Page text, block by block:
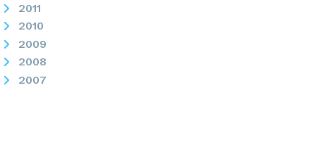
2011
2010
2009
2008
2007